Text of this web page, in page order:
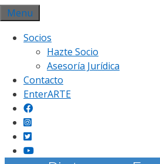
Saltar
al
contenido
Menu
Socios
Hazte Socio
Asesoría Jurídica
Contacto
EnterARTE